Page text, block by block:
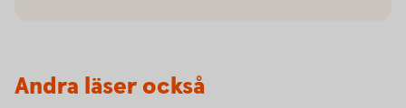
Andra läser också